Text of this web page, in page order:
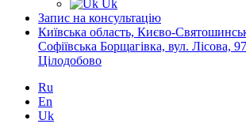
Uk
Запис на консультацію
Київська область, Києво-
Софіївська Борщагівка, вул. Лісова, 97
Цілодобово
Ru
En
Uk